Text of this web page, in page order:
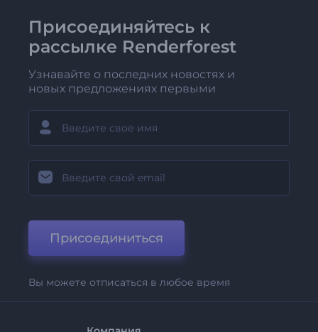
Присоединяйтесь к
рассылке Renderforest
Узнавайте о последних новостях и
новых предложениях первыми
Присоединиться
Вы можете отписаться в любое время